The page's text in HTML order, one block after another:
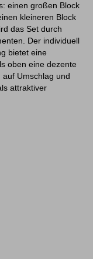
einen großen Block
kleineren Block
das Set durch
Der individuell
bietet eine
oben eine dezente
auf Umschlag und
attraktiver